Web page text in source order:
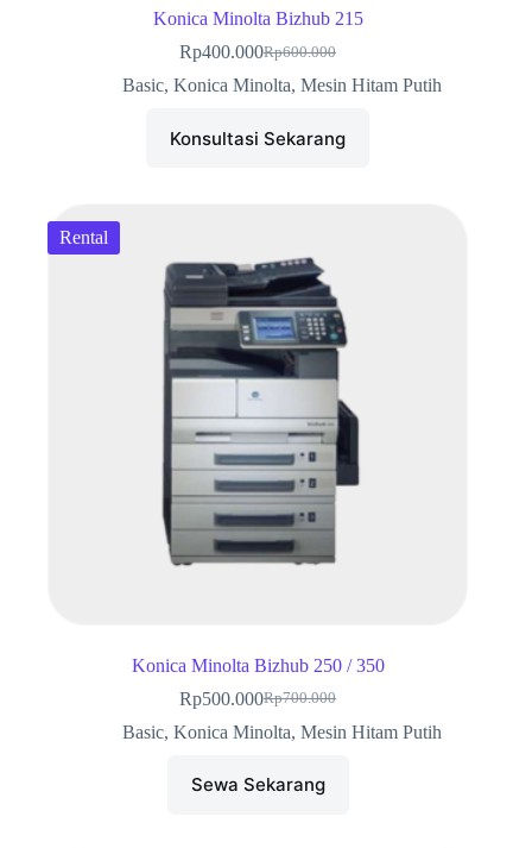
Konica Minolta Bizhub 215
Rp600.000
Harga
aslinya
Rp400.000Harga
saat
Rp400.000.
Basic, Konica Minolta, Mesin Hitam Putih
Konsultasi Sekarang
Rental
Konica Minolta Bizhub 250 / 350
Rp700.000
Harga
aslinya
Rp500.000Harga
saat
Rp500.000.
Basic, Konica Minolta, Mesin Hitam Putih
Sewa Sekarang